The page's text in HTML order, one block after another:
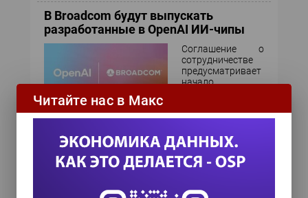
В Broadcom будут выпускать
разработанные в OpenAI ИИ-чипы
Соглашение о
сотрудничестве
предусматривает
начало
систем на их основе во второй половине 2026
Walmart совместно с OpenAI
Читайте нас в Макс